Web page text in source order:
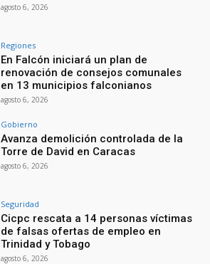
agosto 6, 2026
Regiones
En Falcón iniciará un plan de
renovación de consejos comunales
en 13 municipios falconianos
agosto 6, 2026
Gobierno
Avanza demolición controlada de la
Torre de David en Caracas
agosto 6, 2026
Seguridad
Cicpc rescata a 14 personas víctimas
de falsas ofertas de empleo en
Trinidad y Tobago
agosto 6, 2026